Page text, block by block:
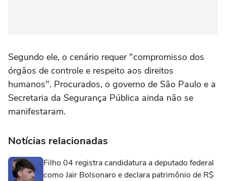
Segundo ele, o cenário requer "compromisso dos
órgãos de controle e respeito aos direitos
humanos". Procurados, o governo de São Paulo e a
Secretaria da Segurança Pública ainda não se
manifestaram.
Notícias relacionadas
Filho 04 registra candidatura a deputado federal
como Jair Bolsonaro e declara patrimônio de R$